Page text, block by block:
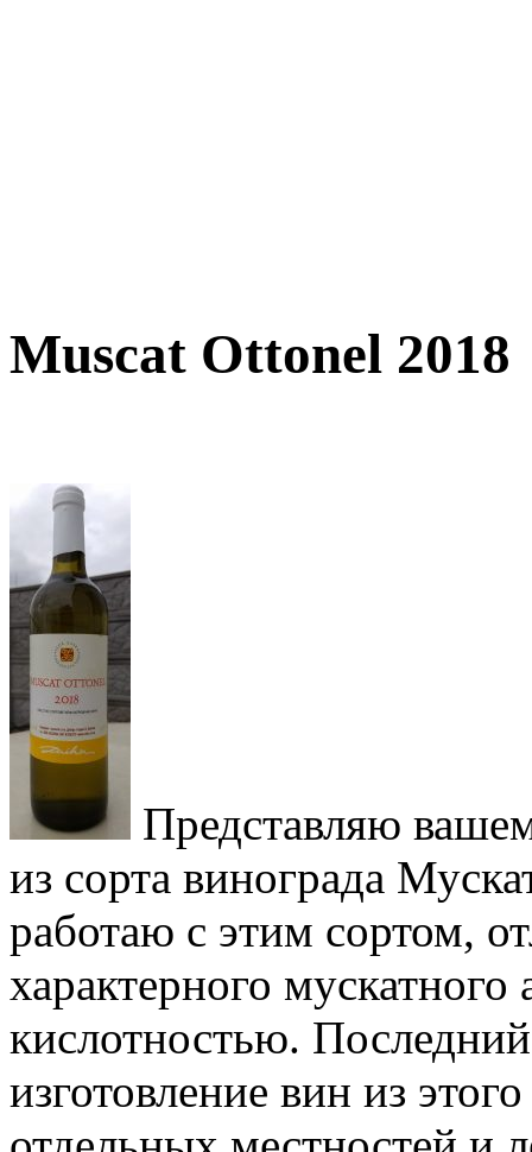
Muscat Ottonel 2018
Представляю
из сорта винограда
работаю с этим сортом,
характерного
кислотностью.
изготовление вин из